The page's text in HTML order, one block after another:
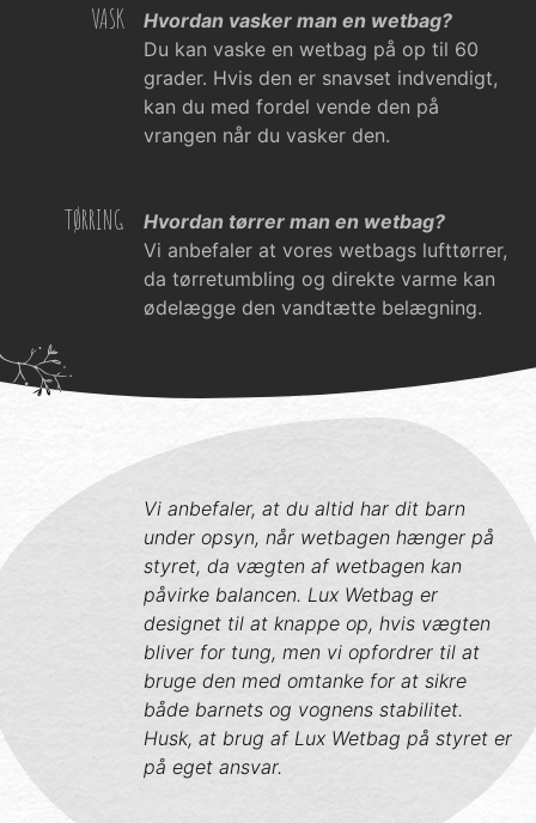
VASK
Hvordan vasker man en wetbag?
Du kan vaske en wetbag på op til 60
grader. Hvis den er snavset indvendigt,
kan du med fordel vende den på
vrangen når du vasker den.
TØRRING
Hvordan tørrer man en wetbag?
Vi anbefaler at vores wetbags lufttørrer,
da tørretumbling og direkte varme kan
ødelægge den vandtætte belægning.
Vi anbefaler, at du altid har dit barn
under opsyn, når wetbagen hænger på
styret, da vægten af wetbagen kan
påvirke balancen. Lux Wetbag er
designet til at knappe op, hvis vægten
bliver for tung, men vi opfordrer til at
bruge den med omtanke for at sikre
både barnets og vognens stabilitet.
Husk, at brug af Lux Wetbag på styret er
på eget ansvar.